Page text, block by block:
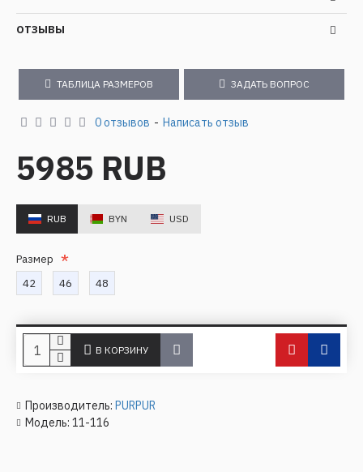
ОТЗЫВЫ
ТАБЛИЦА РАЗМЕРОВ ЗАДАТЬ ВОПРОС
Производитель: PURPUR
Модель: 11-116
0 отзывов - Написать отзыв
5985 RUB
RUB BYN USD
Размер
42
46 48
В КОРЗИНУ